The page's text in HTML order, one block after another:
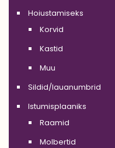
Hoiustamiseks
Korvid
Kastid
Muu
Sildid/lauanumbrid
Istumisplaaniks
Raamid
Molbertid